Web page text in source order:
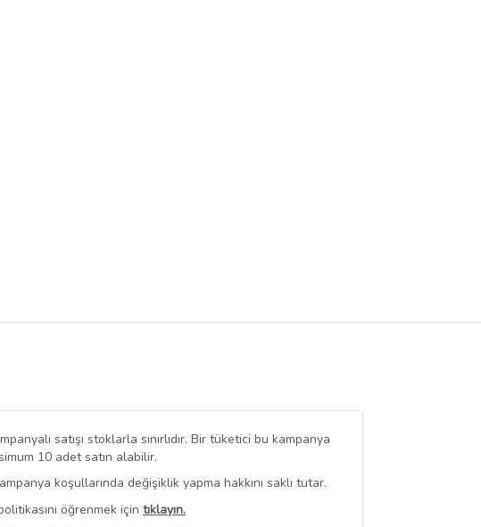
satışı stoklarla sınırlıdır. Bir tüketici bu kampanya
10 adet satın alabilir.
koşullarında değişiklik yapma hakkını saklı tutar.
öğrenmek için tıklayın.